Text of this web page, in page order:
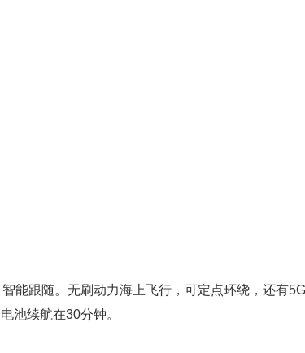
能跟随。无刷动力海上飞行，可定点环绕，还有
池续航在30分钟。